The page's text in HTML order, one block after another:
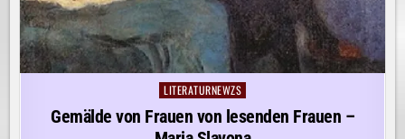
Posted
LITERATURNEWZS
Gemälde von Frauen von lesenden Frauen –